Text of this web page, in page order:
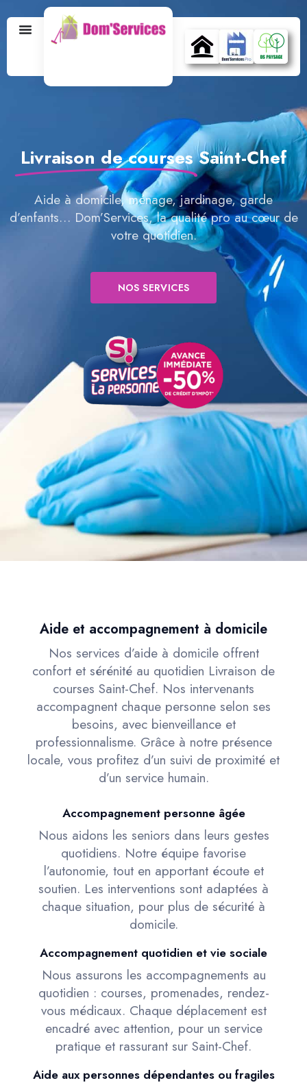
Livraison de courses Saint-Chef
Aide à domicile, ménage, jardinage, garde
d’enfants… Dom’Services, la qualité pro au cœur de
votre quotidien.
NOS SERVICES
Aide et accompagnement à domicile
Nos services d’aide à domicile offrent
confort et sérénité au quotidien Livraison de
courses Saint-Chef. Nos intervenants
accompagnent chaque personne selon ses
besoins, avec bienveillance et
professionnalisme. Grâce à notre présence
locale, vous profitez d’un suivi de proximité et
d’un service humain.
Accompagnement personne âgée
Nous aidons les seniors dans leurs gestes
quotidiens. Notre équipe favorise
l’autonomie, tout en apportant écoute et
soutien. Les interventions sont adaptées à
chaque situation, pour plus de sécurité à
domicile.
Accompagnement quotidien et vie sociale
Nous assurons les accompagnements au
quotidien : courses, promenades, rendez-
vous médicaux. Chaque déplacement est
encadré avec attention, pour un service
pratique et rassurant sur Saint-Chef.
Aide aux personnes dépendantes ou fragiles